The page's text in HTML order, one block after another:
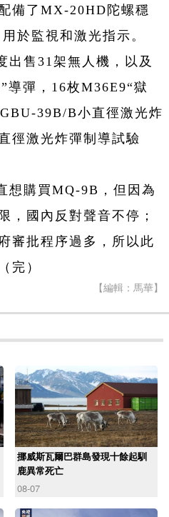
備了MX-20HD陀螺穩
於監視和激光指示。
出售31架無人機，以及
導彈，16枚M36E9“獄
39B/B小直徑激光炸
徑激光炸彈制導試驗
想購買MQ-9B，但因為
，國內反對聲音不停；
審批程序過多，所以此
完）
【編輯：馬華】
挪威斯瓦爾巴群島發現十餘起馴
鹿異常死亡
08-07